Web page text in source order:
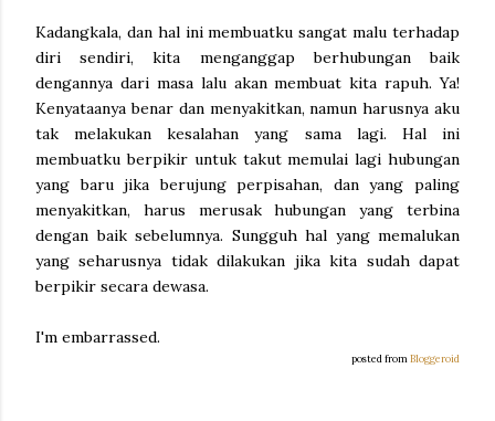
Kadangkala, dan hal ini membuatku sangat malu terhadap
diri sendiri, kita menganggap berhubungan baik
dengannya dari masa lalu akan membuat kita rapuh. Ya!
Kenyataanya benar dan menyakitkan, namun harusnya aku
tak melakukan kesalahan yang sama lagi. Hal ini
membuatku berpikir untuk takut memulai lagi hubungan
yang baru jika berujung perpisahan, dan yang paling
menyakitkan, harus merusak hubungan yang terbina
dengan baik sebelumnya. Sungguh hal yang memalukan
yang seharusnya tidak dilakukan jika kita sudah dapat
berpikir secara dewasa.
I'm embarrassed.
posted from Bloggeroid